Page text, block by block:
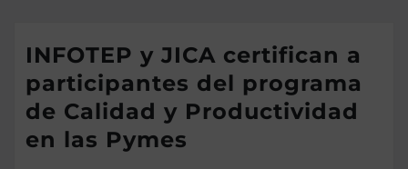
INFOTEP y JICA certifican a
participantes del programa
de Calidad y Productividad
en las Pymes